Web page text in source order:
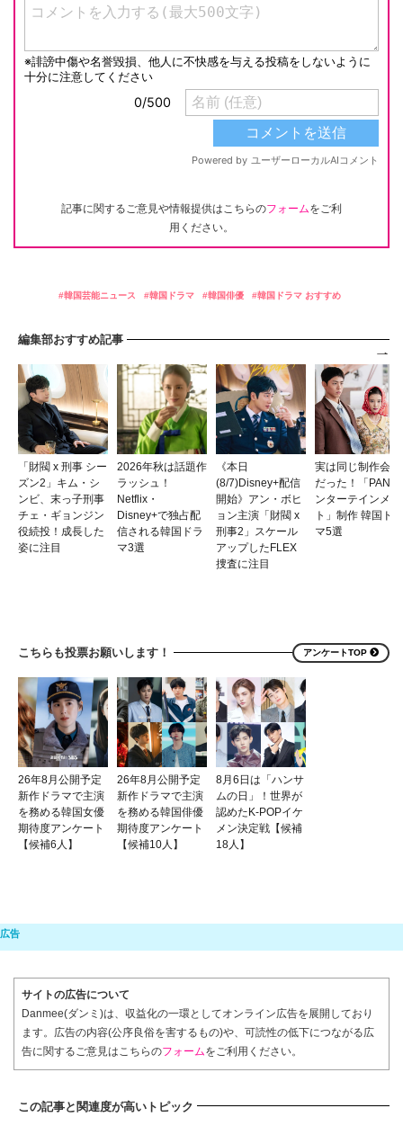
記事に関するご意見や情報提供はこちらのフォームをご利
用ください。
韓国芸能ニュース 韓国ドラマ 韓国俳優 韓国ドラマ おすすめ
編集部おすすめ記事
「財閥 x 刑事 シー
ズン2」キム・シ
ンビ、末っ子刑事
チェ・ギョンジン
役続投！成長した
姿に注目
2026年秋は話題作
ラッシュ！
Netflix・
Disney+で独占配
信される韓国ドラ
マ3選
《本日
(8/7)Disney+配信
開始》アン・ボヒ
ョン主演「財閥 x
刑事2」スケール
アップしたFLEX
捜査に注目
実は同じ制作会社
だった！「PANエ
ンターテインメン
ト」制作 韓国ドラ
マ5選
こちらも投票お願いします！ アンケートTOP
26年8月公開予定
新作ドラマで主演
を務める韓国女優
期待度アンケート
【候補6人】
26年8月公開予定
新作ドラマで主演
を務める韓国俳優
期待度アンケート
【候補10人】
8月6日は「ハンサ
ムの日」！世界が
認めたK-POPイケ
メン決定戦【候補
18人】
サイトの広告について
Danmee(ダンミ)は、収益化の一環としてオンライン広告を展開しており
ます。広告の内容(公序良俗を害するもの)や、可読性の低下につながる広
告に関するご意見はこちらのフォームをご利用ください。
この記事と関連度が高いトピック